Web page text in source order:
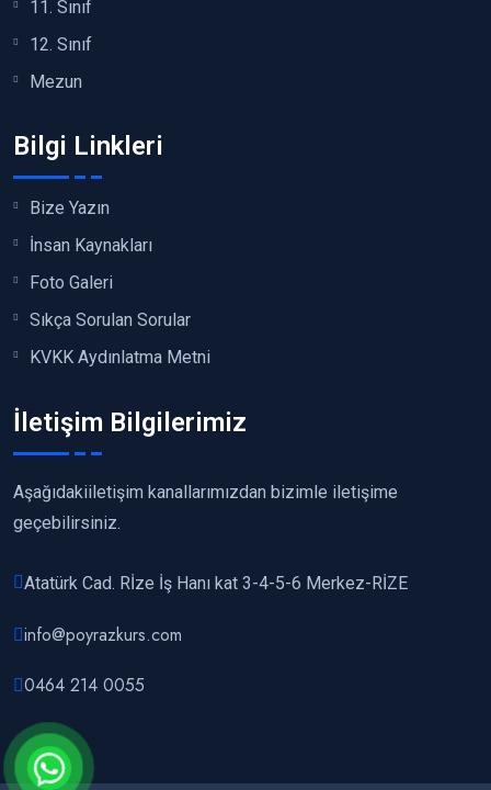
11. Sınıf
12. Sınıf
Mezun
Bilgi Linkleri
Bize Yazın
İnsan Kaynakları
Foto Galeri
Sıkça Sorulan Sorular
KVKK Aydınlatma Metni
İletişim Bilgilerimiz
Aşağıdakiiletişim kanallarımızdan bizimle iletişime
geçebilirsiniz.
Atatürk Cad. Rİze İş Hanı kat 3-4-5-6 Merkez-RİZE
info@poyrazkurs.com
0464 214 0055